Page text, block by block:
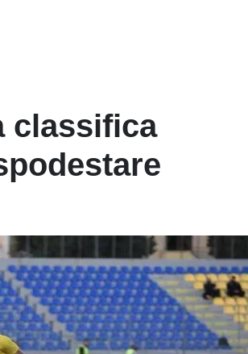
classifica